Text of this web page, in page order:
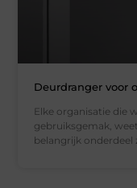
Deurdranger voor
Elke organisatie die
gebruiksgemak,
belangrijk onderdeel